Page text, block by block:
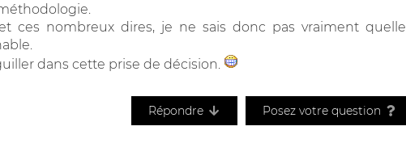
ces nombreux dires, je ne sais donc pas vraiment quelle
dans cette prise de décision.
Répondre Posez votre question